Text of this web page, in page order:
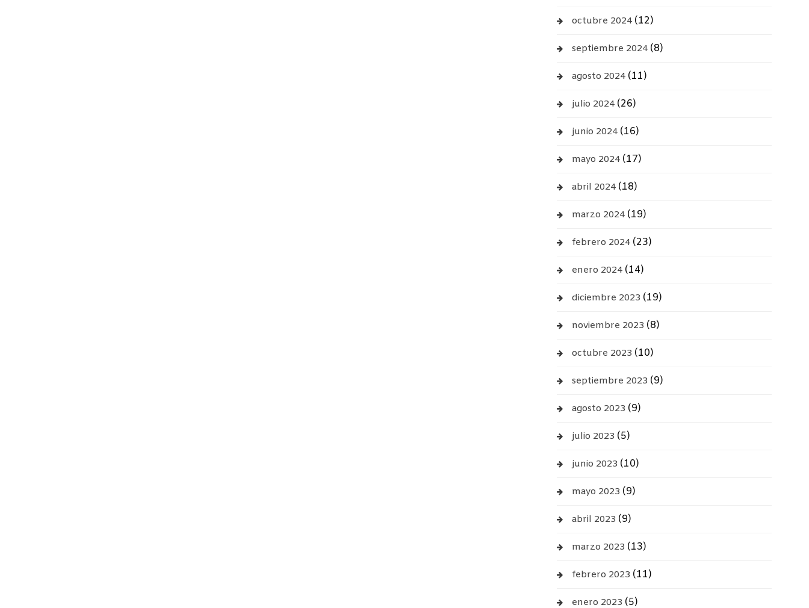
octubre 2024 (12)
septiembre 2024 (8)
agosto 2024 (11)
julio 2024 (26)
junio 2024 (16)
mayo 2024 (17)
abril 2024 (18)
marzo 2024 (19)
febrero 2024 (23)
enero 2024 (14)
diciembre 2023 (19)
noviembre 2023 (8)
octubre 2023 (10)
septiembre 2023 (9)
agosto 2023 (9)
julio 2023 (5)
junio 2023 (10)
mayo 2023 (9)
abril 2023 (9)
marzo 2023 (13)
febrero 2023 (11)
enero 2023 (5)